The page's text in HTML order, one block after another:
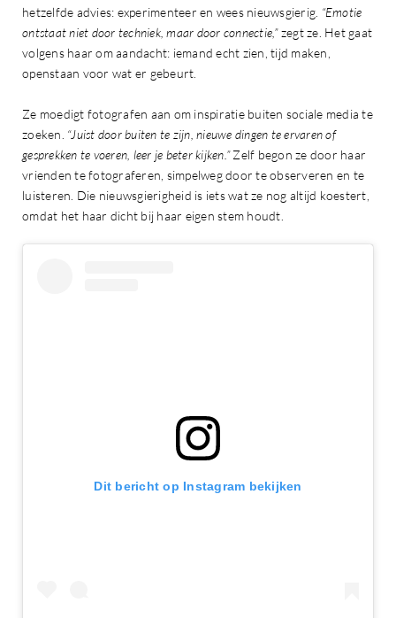
hetzelfde advies: experimenteer en wees nieuwsgierig. “Emotie
ontstaat niet door techniek, maar door connectie,”zegt ze. Het gaat
volgens haar om aandacht: iemand echt zien, tijd maken,
openstaan voor wat er gebeurt.
Ze moedigt fotografen aan om inspiratie buiten sociale media te
zoeken. “Juist door buiten te zijn, nieuwe dingen te ervaren of
gesprekken te voeren, leer je beter kijken.”Zelf begon ze door haar
vrienden te fotograferen, simpelweg door te observeren en te
luisteren. Die nieuwsgierigheid is iets wat ze nog altijd koestert,
omdat het haar dicht bij haar eigen stem houdt.
Dit bericht op Instagram bekijken